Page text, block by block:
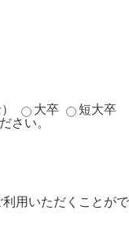
大卒
短大卒
さい。
用いただくことがで